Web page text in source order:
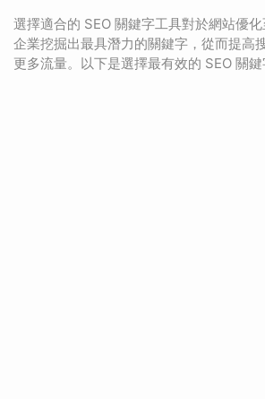
選擇適合的 SEO 關鍵字工具對於網站優
企業挖掘出最具潛力的關鍵字，從而提高
更多流量。以下是選擇最有效的 SEO 關鍵